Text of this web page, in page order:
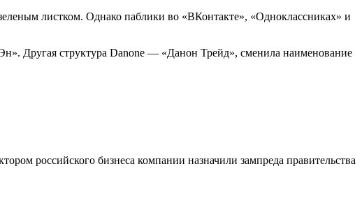
листком. Однако паблики во «ВКонтакте», «Одноклассниках» и
Другая структура Danone — «Данон Трейд», сменила наименование
российского бизнеса компании назначили зампреда правительства